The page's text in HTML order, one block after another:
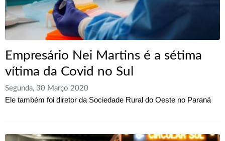
Empresário Nei Martins é a sétima
vítima da Covid no Sul
Segunda, 30 Março 2020
Ele também foi diretor da Sociedade Rural do Oeste no Paraná